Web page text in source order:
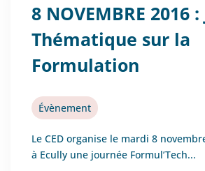
8 NOVEMBRE 2016
Thématique sur la
Formulation
Évènement
Le CED organise le mardi 8
à Ecully une journée Formul’Tech...